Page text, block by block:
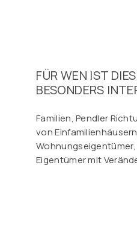
FÜR WEN IST
BESONDERS
Familien, Pendler
von
Eigentümer mit